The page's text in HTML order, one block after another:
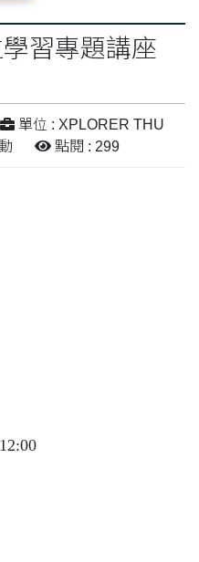
習專題講座
單位 : XPLORER THU
點閱 : 299